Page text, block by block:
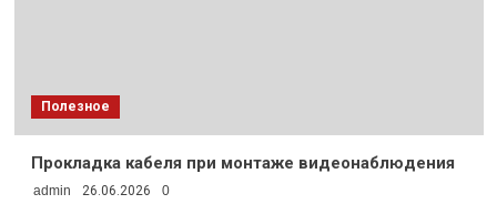
Полезное
Прокладка кабеля при монтаже видеонаблюдения
admin 26.06.2026 0